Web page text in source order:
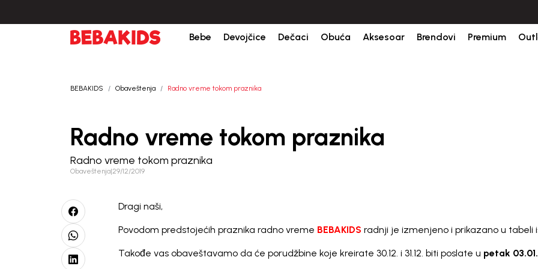
Bebe Devojčice Dečaci Obuća Aksesoar Brendovi Premium
BEBAKIDS Obaveštenja Radno vreme tokom praznika
Radno vreme tokom praznika
Radno vreme tokom praznika
Obaveštenja|29/12/2019
Dragi naši,
Povodom predstojećih praznika radno vreme BEBAKIDS radnji je izmenjeno i prikazano u tabeli
Takođe vas obaveštavamo da će porudžbine koje kreirate 30.12. i 31.12. biti poslate u petak 03.01.